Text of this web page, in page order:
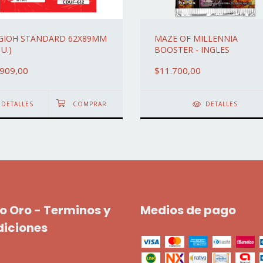
STANDARD 62X89MM
DETALLES
MAZE OF MILLENNIA
BOOSTER - INGLES
$11.700,00
DETALLES
Oro - Terminos y
Medios de pago